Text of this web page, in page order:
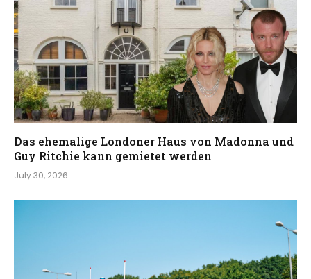
Das ehemalige Londoner Haus von Madonna und
Guy Ritchie kann gemietet werden
July 30, 2026